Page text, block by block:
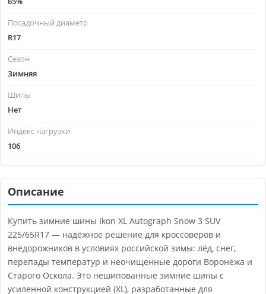
Посадочный диаметр
R17
Сезон
Зимняя
Шипы
Нет
Индекс нагрузки
106
Описание
Купить зимние шины Ikon XL Autograph Snow 3 SUV
225/65R17 — надёжное решение для кроссоверов и
внедорожников в условиях российской зимы: лёд, снег,
перепады температур и неочищенные дороги Воронежа и
Старого Оскола. Это нешипованные зимние шины с
усиленной конструкцией (XL), разработанные для